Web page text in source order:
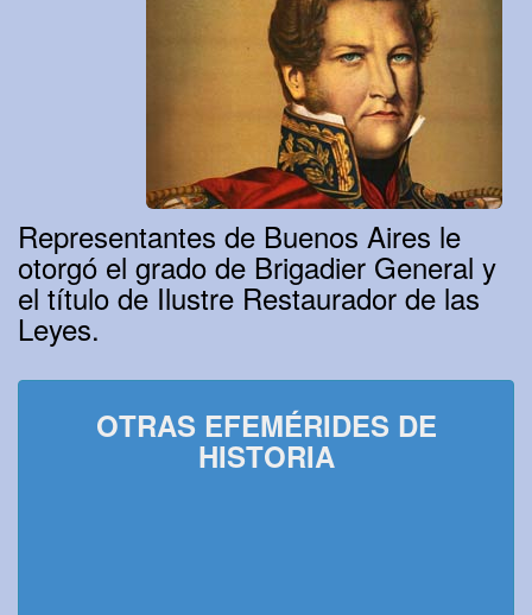
Representantes de Buenos Aires le
otorgó el grado de Brigadier General y
el título de Ilustre Restaurador de las
Leyes.
OTRAS EFEMÉRIDES DE
HISTORIA